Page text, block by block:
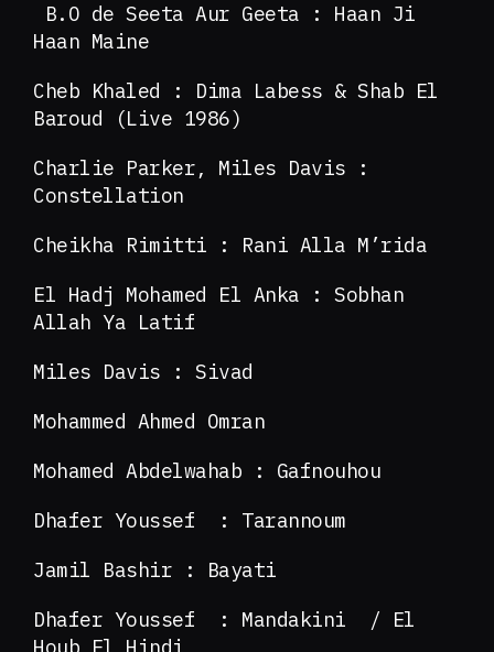
B.O de Seeta Aur Geeta : Haan Ji
Haan Maine
Cheb Khaled : Dima Labess & Shab El
Baroud (Live 1986)
Charlie Parker, Miles Davis :
Constellation
Cheikha Rimitti : Rani Alla M’rida
El Hadj Mohamed El Anka : Sobhan
Allah Ya Latif
Miles Davis : Sivad
Mohammed Ahmed Omran
Mohamed Abdelwahab : Gafnouhou
Dhafer Youssef : Tarannoum
Jamil Bashir : Bayati
Dhafer Youssef : Mandakini / El